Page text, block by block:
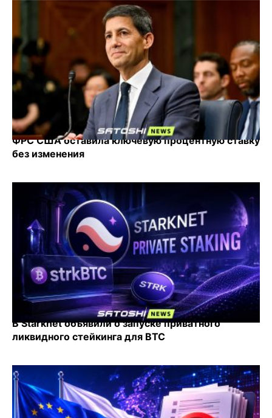
ФРС США оставила ключевую процентную ставку
без изменения
В Starknet объявили о запуске приватного
ликвидного стейкинга для BTC